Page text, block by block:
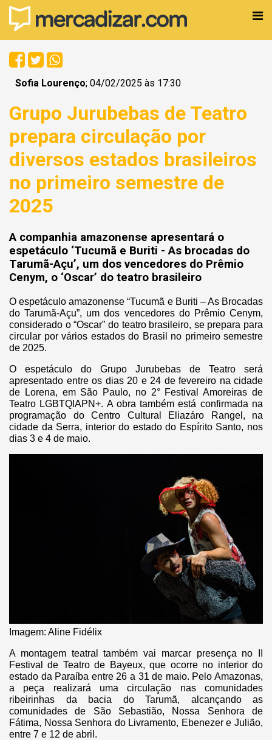
Sofia Lourenço; 04/02/2025 às 17:30
Grupo Jurubebas de Teatro
prepara circulação por
diversos estados brasileiros
no primeiro semestre de
2025
A companhia amazonense apresentará o
espetáculo ‘Tucumã e Buriti - As brocadas do
Tarumã-Açu’, um dos vencedores do Prêmio
Cenym, o ‘Oscar’ do teatro brasileiro
O espetáculo amazonense “Tucumã e Buriti – As Brocadas
do Tarumã-Açu”, um dos vencedores do Prêmio Cenym,
considerado o “Oscar” do teatro brasileiro, se prepara para
circular por vários estados do Brasil no primeiro semestre
de 2025.
O espetáculo do Grupo Jurubebas de Teatro será
apresentado entre os dias 20 e 24 de fevereiro na cidade
de Lorena, em São Paulo, no 2° Festival Amoreiras de
Teatro LGBTQIAPN+. A obra também está confirmada na
programação do Centro Cultural Eliazáro Rangel, na
cidade da Serra, interior do estado do Espírito Santo, nos
dias 3 e 4 de maio.
Imagem: Aline Fidélix
A montagem teatral também vai marcar presença no II
Festival de Teatro de Bayeux, que ocorre no interior do
estado da Paraíba entre 26 a 31 de maio. Pelo Amazonas,
a peça realizará uma circulação nas comunidades
ribeirinhas da bacia do Tarumã, alcançando as
comunidades de São Sebastião, Nossa Senhora de
Fátima, Nossa Senhora do Livramento, Ebenezer e Julião,
entre 7 e 12 de abril.